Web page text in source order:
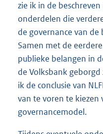
zie ik in de
onderdelen die
de governance van
Samen met de
publieke belangen in
de Volksbank
ik de conclusie van
van te voren te kiezen
governancemodel.